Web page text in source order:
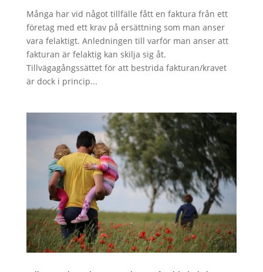
Många har vid något tillfälle fått en faktura från ett
företag med ett krav på ersättning som man anser
vara felaktigt. Anledningen till varför man anser att
fakturan är felaktig kan skilja sig åt.
Tillvägagångssättet för att bestrida fakturan/kravet
är dock i princip...